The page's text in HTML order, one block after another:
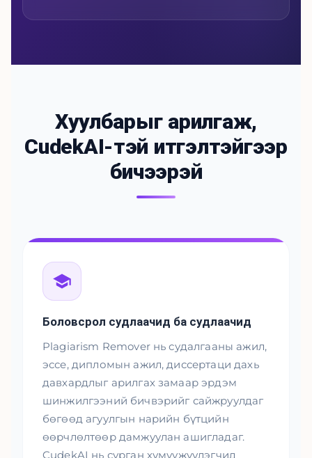
Хуулбарыг арилгаж,
CudekAI-тэй итгэлтэйгээр
бичээрэй
Боловсрол судлаачид ба судлаачид
Plagiarism Remover нь судалгааны ажил,
эссе, дипломын ажил, диссертаци дахь
давхардлыг арилгах замаар эрдэм
шинжилгээний бичвэрийг сайжруулдаг
бөгөөд агуулгын нарийн бүтцийн
өөрчлөлтөөр дамжуулан ашигладаг.
CudekAI нь сурган хүмүүжүүлэгчид